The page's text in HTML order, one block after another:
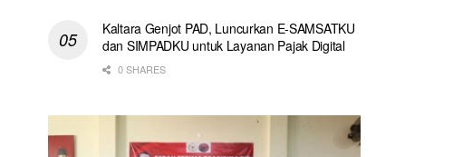
Kaltara Genjot PAD, Luncurkan E-SAMSATKU
dan SIMPADKU untuk Layanan Pajak Digital
0 SHARES